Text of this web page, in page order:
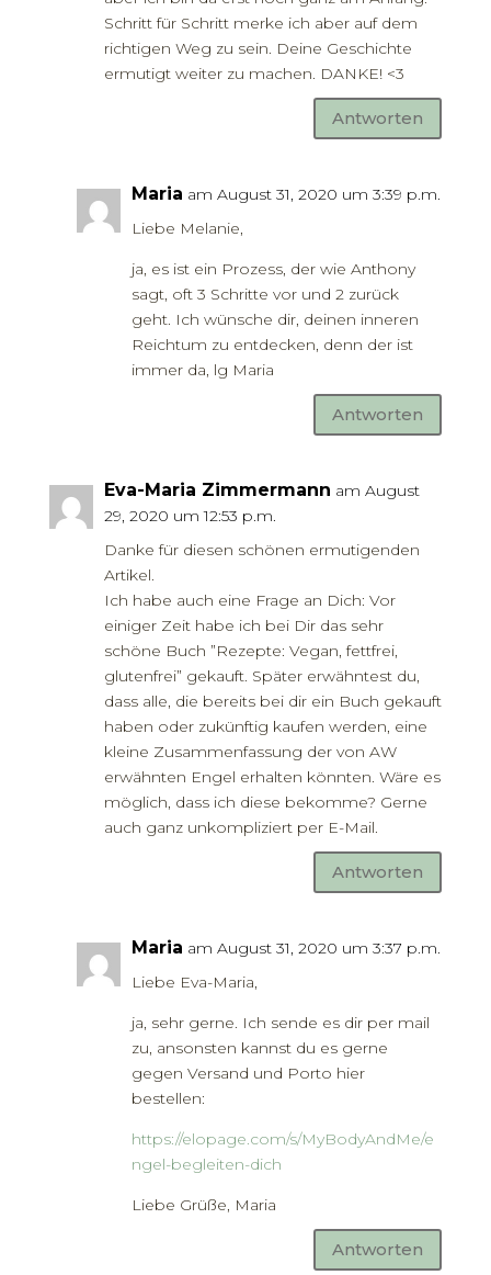
Schritt für Schritt merke ich aber auf dem
richtigen Weg zu sein. Deine Geschichte
ermutigt weiter zu machen. DANKE! <3
Antworten
Maria am August 31, 2020 um 3:39 p.m.
Liebe Melanie,
ja, es ist ein Prozess, der wie Anthony
sagt, oft 3 Schritte vor und 2 zurück
geht. Ich wünsche dir, deinen inneren
Reichtum zu entdecken, denn der ist
immer da, lg Maria
Antworten
Eva-Maria Zimmermann am August
29, 2020 um 12:53 p.m.
Danke für diesen schönen ermutigenden
Artikel.
Ich habe auch eine Frage an Dich: Vor
einiger Zeit habe ich bei Dir das sehr
schöne Buch ”Rezepte: Vegan, fettfrei,
glutenfrei” gekauft. Später erwähntest du,
dass alle, die bereits bei dir ein Buch gekauft
haben oder zukünftig kaufen werden, eine
kleine Zusammenfassung der von AW
erwähnten Engel erhalten könnten. Wäre es
möglich, dass ich diese bekomme? Gerne
auch ganz unkompliziert per E-Mail.
Antworten
Maria am August 31, 2020 um 3:37 p.m.
Liebe Eva-Maria,
ja, sehr gerne. Ich sende es dir per mail
zu, ansonsten kannst du es gerne
gegen Versand und Porto hier
bestellen:
https://elopage.com/s/MyBodyAndMe/e
ngel-begleiten-dich
Liebe Grüße, Maria
Antworten